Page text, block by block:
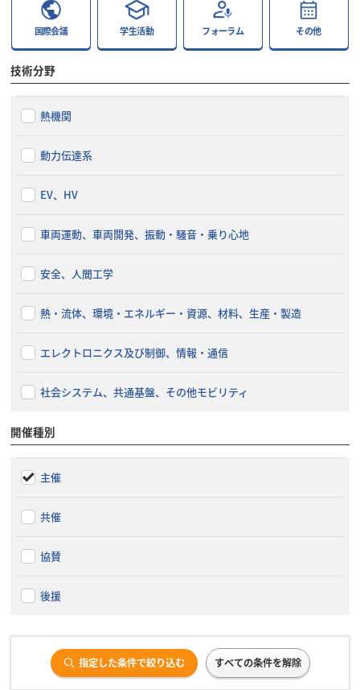
国際会議 学生活動 フォーラム その他
技術分野
熱機関
動力伝達系
EV、HV
車両運動、車両開発、振動・騒音・乗り心地
安全、人間工学
熱・流体、環境・エネルギー・資源、材料、生産・製造
エレクトロニクス及び制御、情報・通信
社会システム、共通基盤、その他モビリティ
開催種別
主催
共催
協賛
後援
指定した条件で絞り込む すべての条件を解除